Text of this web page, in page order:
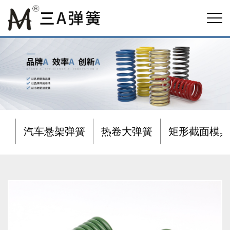
汽车悬架弹簧 热卷大弹簧 矩形截面模